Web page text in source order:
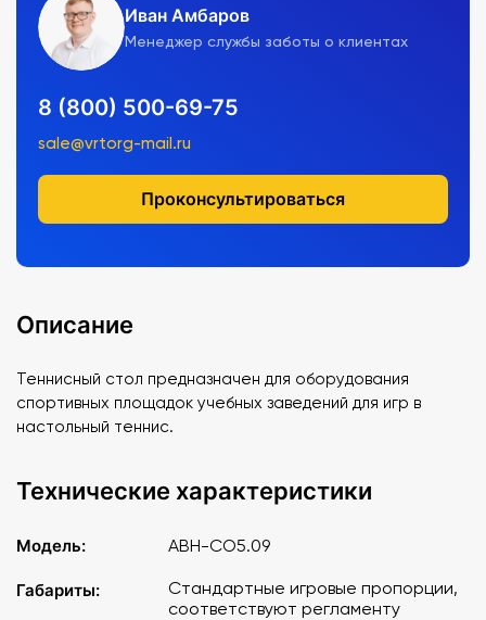
Иван Амбаров
Менеджер службы заботы о клиентах
8 (800) 500-69-75
sale@vrtorg-mail.ru
Проконсультироваться
Описание
Теннисный стол предназначен для оборудования
спортивных площадок учебных заведений для игр в
настольный теннис.
Технические характеристики
Модель: АВН-СО5.09
Габариты:
Стандартные игровые пропорции,
соответствуют регламенту